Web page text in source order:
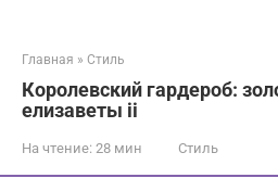
Главная » Стиль
Королевский гардероб:
елизаветы ii
На чтение: 28 мин Стиль